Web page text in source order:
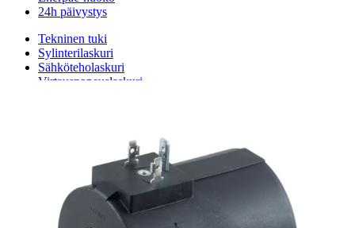
24h päivystys
Tekninen tuki
Sylinterilaskuri
Sähköteholaskuri
Virtausnopeuslaskuri
Magneettikelahaku
Tarina
Avoimet työpaikat
Ympäristöpolitiikka